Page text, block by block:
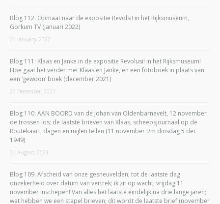
Blog 112: Opmaat naar de expositie Revolsi! in het Rijksmuseum,
Gorkum TV (januari 2022)
26 January, 2022
Blog 111: Klaas en Janke in de expositie Revolusi! in het Rijksmuseum!
Hoe gaat het verder met Klaas en Janke, en een fotoboek in plaats van
een ‘gewoon’ boek (december 2021)
29 December, 2021
Blog 110: AAN BOORD van de Johan van Oldenbarnevelt, 12 november
de trossen los; de laatste brieven van Klaas, scheepsjournaal op de
Routekaart, dagen en mijlen tellen (11 november t/m dinsdag 5 dec
1949)
24 August, 2021
Blog 109: Afscheid van onze gesneuvelden; tot de laatste dag
onzekerheid over datum van vertrek; ik zit op wacht; vrijdag 11
november inschepen! Van alles het laatste eindelijk na drie lange jaren;
wat hebben we een stapel brieven; dit wordt de laatste brief (november